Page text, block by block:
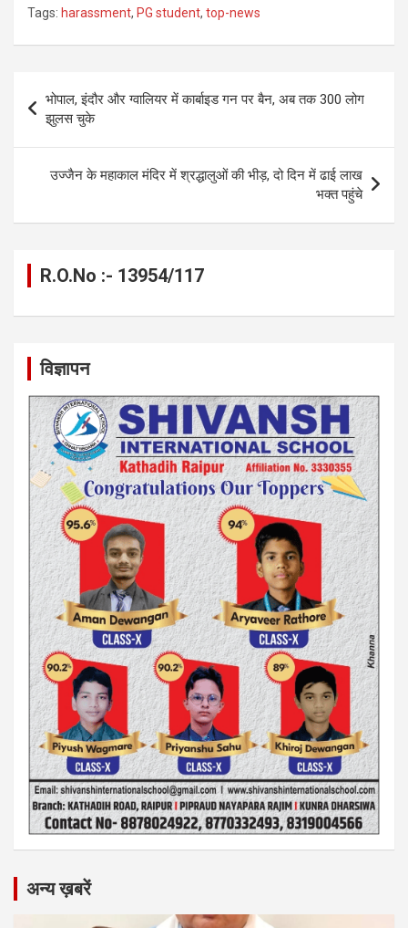
o
o
k
g A
p
e
a
m
n
Tags: harassment, PG student, top-news
Post
navigation
भोपाल, इंदौर और ग्वालियर में कार्बाइड गन पर बैन, अब तक 300 लोग
झुलस चुके
उज्जैन के महाकाल मंदिर में श्रद्धालुओं की भीड़, दो दिन में ढाई लाख
भक्त पहुंचे
R.O.No :- 13954/117
विज्ञापन
अन्य ख़बरें